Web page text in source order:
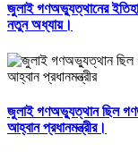
জুলাই গণঅভ্যুত্থানের
নতুন অধ্যায়।
জুলাই গণঅভ্যুত্থান ছিল
আহ্বান প্রধানমন্ত্রীর।